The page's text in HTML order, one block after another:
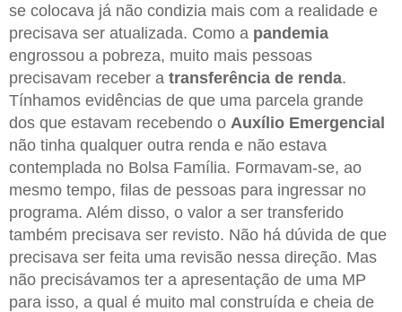
se colocava já não condizia mais com a realidade e
precisava ser atualizada. Como a pandemia
engrossou a pobreza, muito mais pessoas
precisavam receber a transferência de renda.
Tínhamos evidências de que uma parcela grande
dos que estavam recebendo o Auxílio Emergencial
não tinha qualquer outra renda e não estava
contemplada no Bolsa Família. Formavam-se, ao
mesmo tempo, filas de pessoas para ingressar no
programa. Além disso, o valor a ser transferido
também precisava ser revisto. Não há dúvida de que
precisava ser feita uma revisão nessa direção. Mas
não precisávamos ter a apresentação de uma MP
para isso, a qual é muito mal construída e cheia de